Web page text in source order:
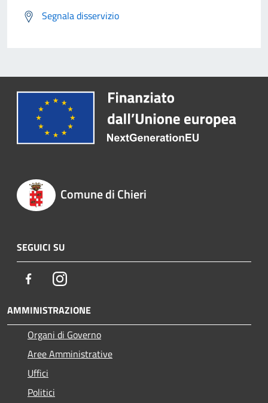
Segnala disservizio
Comune di Chieri
SEGUICI SU
FacebookInstagram
AMMINISTRAZIONE
Organi di Governo
Aree Amministrative
Uffici
Politici